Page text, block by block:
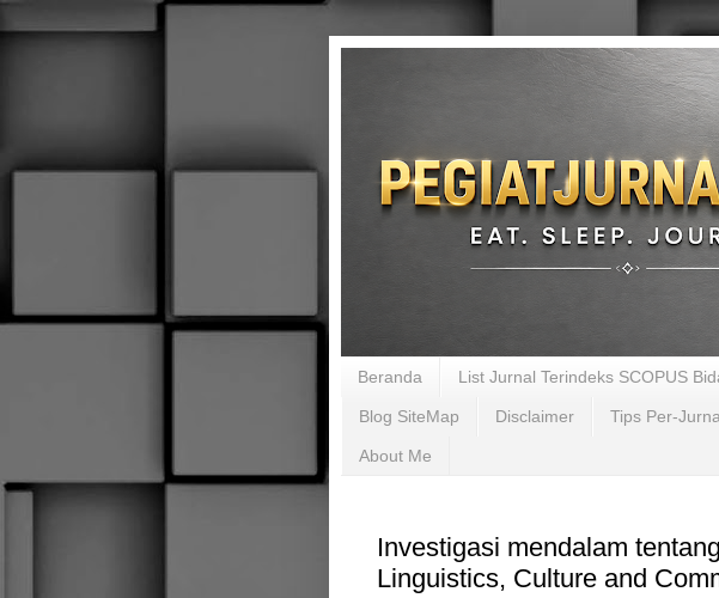
Beranda List Jurnal Terindeks SCOPUS
Blog SiteMap Disclaimer Tips Per-
About Me
Investigasi mendalam
Linguistics, Culture and